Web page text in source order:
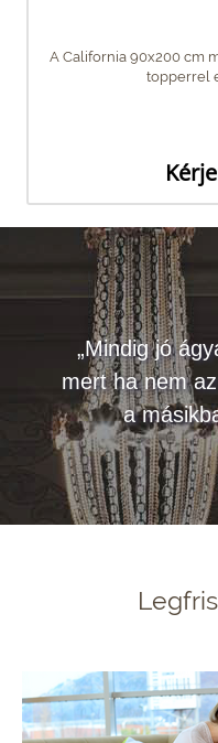
A California 90x200 cm
topperrel
„Mindig jó
mert ha nem
a